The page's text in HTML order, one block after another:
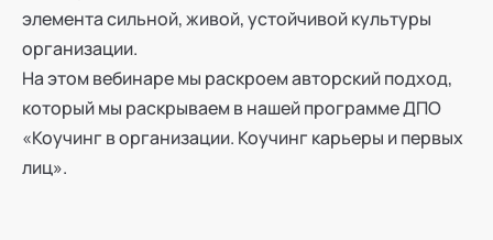
элемента сильной, живой, устойчивой культуры
организации.
На этом вебинаре мы раскроем авторский подход,
который мы раскрываем в нашей программе ДПО
«Коучинг в организации. Коучинг карьеры и первых
лиц».